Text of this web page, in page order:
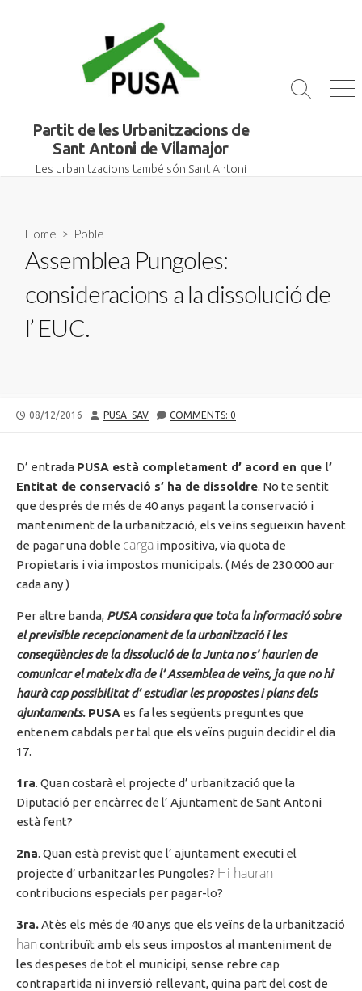
Partit de les Urbanitzacions de
Sant Antoni de Vilamajor
Les urbanitzacions també són Sant Antoni
Search
Home > Poble
Assemblea Pungoles:
consideracions a la dissolució de
l’ EUC.
PUBLISHED
08/12/2016 AUTHOR
PUSA_SAV COMMENTS: 0
D’ entrada PUSA està completament d’ acord en que l’
Entitat de conservació s’ ha de dissoldre. No te sentit
que després de més de 40 anys pagant la conservació i
manteniment de la urbanització, els veïns segueixin havent
de pagar una doble carga impositiva, via quota de
Propietaris i via impostos municipals. ( Més de 230.000 aur
cada any )
Peraltre banda, PUSA considera que tota la informació sobre
el previsiblerecepcionamentde la urbanització i les
conseqüències de la dissolució de la Junta nos’ hauriende
comunicar el mateix dia del’ Assembleade veïns, ja que no hi
haurà cap possibilitatd’ estudiarles propostes i plans dels
ajuntaments. PUSA es fa les següents preguntes que
entenem cabdals per tal que els veïns puguin decidir el dia
17.
1ra. Quan costarà el projecte d’ urbanització que la
Diputació per encàrrec de l’ Ajuntament de Sant Antoni
està fent?
2na. Quan està previst que l’ ajuntament executi el
projecte d’ urbanitzarles Pungoles? Hi hauran
contribucions especials per pagar-lo?
3ra.Atès els més de 40 anys que els veïns de la urbanització
han contribuït amb els seus impostos al manteniment de
les despeses de tot el municipi, sense rebre cap
contrapartida ni inversió rellevant, quina part del cost de